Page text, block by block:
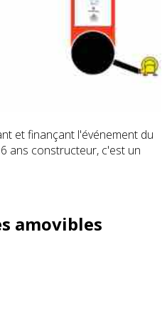
et finançant l'événement du
ans constructeur, c'est un
amovibles